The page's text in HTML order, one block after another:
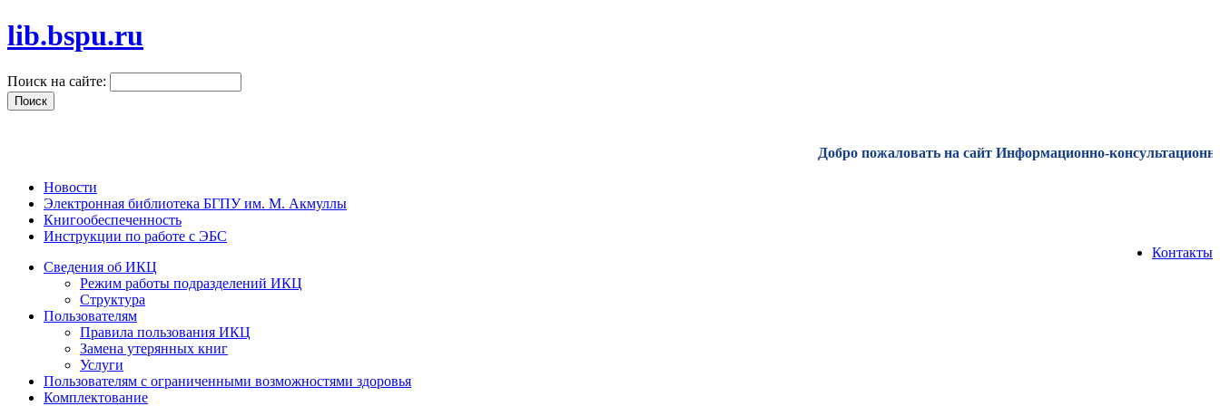
lib.bspu.ru
Поиск на сайте:
Добро пожаловать на сайт Информационно-
Новости
Электронная библиотека БГПУ им. М. Акмуллы
Книгообеспеченность
Инструкции по работе с ЭБС
Контакты
Сведения об ИКЦ
Режим работы подразделений ИКЦ
Структура
Пользователям
Правила пользования ИКЦ
Замена утерянных книг
Услуги
Пользователям с ограниченными возможностями здоровья
Комплектование